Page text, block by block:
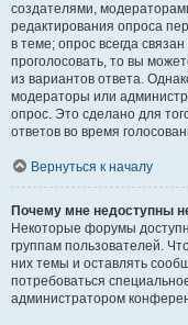
создателями,
редактирования опроса
в теме; опрос всегда
проголосовать, то вы
из вариантов ответа.
модераторы или
опрос. Это сделано для
ответов во время
Вернуться к началу
Почему мне недоступны
Некоторые форумы
группам пользователей.
них темы и оставлять
потребоваться
администратором